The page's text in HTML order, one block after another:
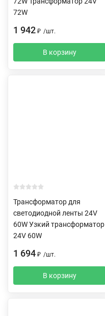
72W
1 942 ₽ /шт.
В корзину
Трансформатор для
светодиодной ленты 24V
60W Узкий трансформатор
24V 60W
1 694 ₽ /шт.
В корзину